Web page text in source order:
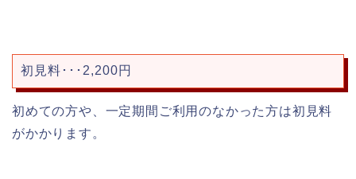
初見料･･･2,200円
初めての方や、一定期間ご利用のなかった方は初見料
がかかります。